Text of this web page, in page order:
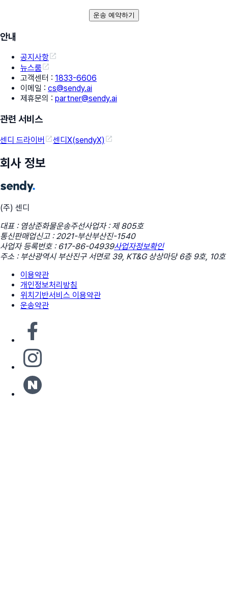
운송 예약하기
안내
공지사항
뉴스룸
고객센터 : 1833-6606
이메일 : cs@sendy.ai
제휴문의 : partner@sendy.ai
관련 서비스
센디 드라이버 센디X(sendyX)
회사 정보
(주) 센디
대표 : 염상준화물운송주선사업자 : 제 805호
통신판매업신고 : 2021-부산부산진-1540
사업자 등록번호 : 617-86-04939사업자정보확인
주소 : 부산광역시 부산진구 서면로 39, KT&G 상상마당 6층 9호, 10호
이용약관
개인정보처리방침
위치기반서비스 이용약관
운송약관